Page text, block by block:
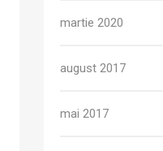
martie 2020
august 2017
mai 2017